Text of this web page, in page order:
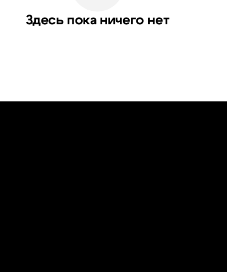
Здесь пока ничего нет